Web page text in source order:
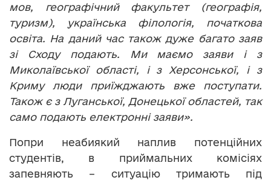
мов, географічний факультет (географія,
туризм), українська філологія, початкова
освіта. На даний час також дуже багато заяв
зі Сходу подають. Ми маємо заяви і з
Миколаївської області, і з Херсонської, і з
Криму люди приїжджають вже поступати.
Також є з Луганської, Донецької областей, так
само подають електронні заяви».
Попри неабиякий наплив потенційних
студентів, в приймальних комісіях
запевняють – ситуацію тримають під